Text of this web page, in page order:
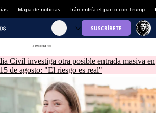
Mapa de noticias Irán enfría el pacto con Trump
Civil investiga otra posible entrada masiva en
de agosto: "El riesgo es real"